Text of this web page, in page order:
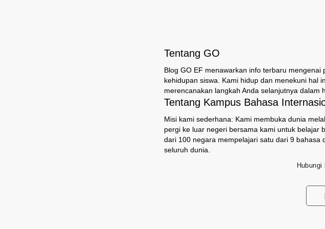
Tentang GO
Blog GO EF menawarkan info terbaru
kehidupan siswa. Kami hidup dan menekuni hal
merencanakan langkah Anda selanjutnya dalam
Tentang Kampus Bahasa
Misi kami sederhana: Kami membuka dunia
pergi ke luar negeri bersama kami untuk belajar
dari 100 negara mempelajari satu dari 9 bahasa
seluruh dunia.
Hubungi